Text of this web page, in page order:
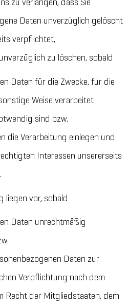
Daten unverzüglich gelöscht
verpflichtet,
zu löschen, sobald
Daten für die Zwecke, für die
Weise verarbeitet
sind bzw.
die Verarbeitung einlegen und
Interessen unsererseits
liegen vor, sobald
Daten unrechtmäßig
Daten zur
Verpflichtung nach dem
Recht der Mitgliedstaaten, dem